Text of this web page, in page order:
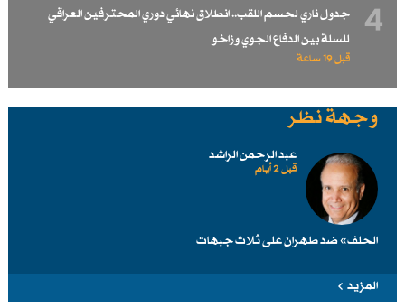
4
جدول ناري لحسم اللقب.. انطلاق نهائي دوري المحترفين العراقي
للسلة بين الدفاع الجوي وزاخو
قبل 19 ساعة
وجهة نظر
عبد الرحمن الراشد
قبل 2 أيام
الحلف» ضد طهرانَ على ثلاث جبهات
المزيد